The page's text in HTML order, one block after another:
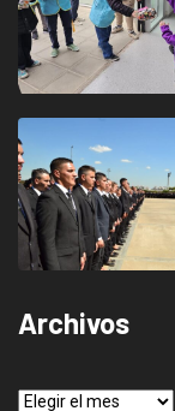
Archivos
Archivos